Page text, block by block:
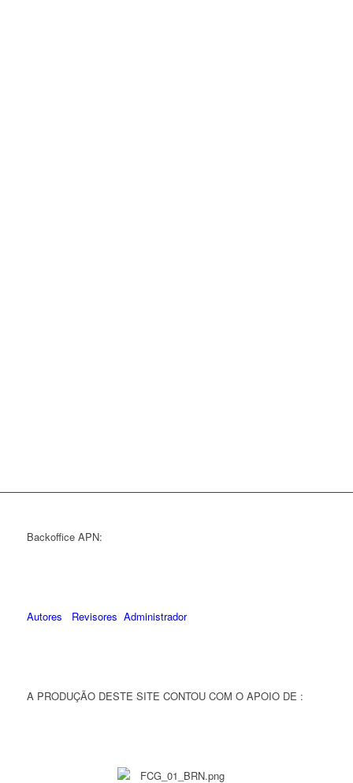
Backoffice APN:
Autores Revisores Administrador
A PRODUÇÃO DESTE SITE CONTOU COM O APOIO DE :